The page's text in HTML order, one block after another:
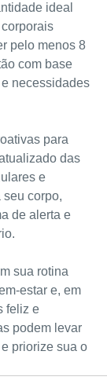
ideal
pelo menos 8
com base
necessidades
para
das
e
corpo,
de alerta e
sua rotina
estar e, em
feliz e
podem levar
priorize sua o